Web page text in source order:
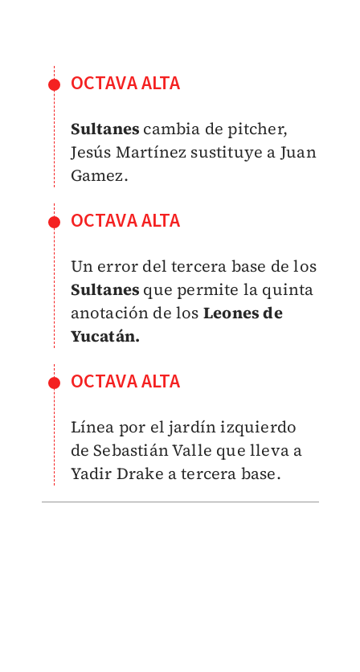
OCTAVA ALTA
Sultanes cambia de pitcher,
Jesús Martínez sustituye a Juan
Gamez.
OCTAVA ALTA
Un error del tercera base de los
Sultanes que permite la quinta
anotación de los Leones de
Yucatán.
OCTAVA ALTA
Línea por el jardín izquierdo
de Sebastián Valle que lleva a
Yadir Drake a tercera base.